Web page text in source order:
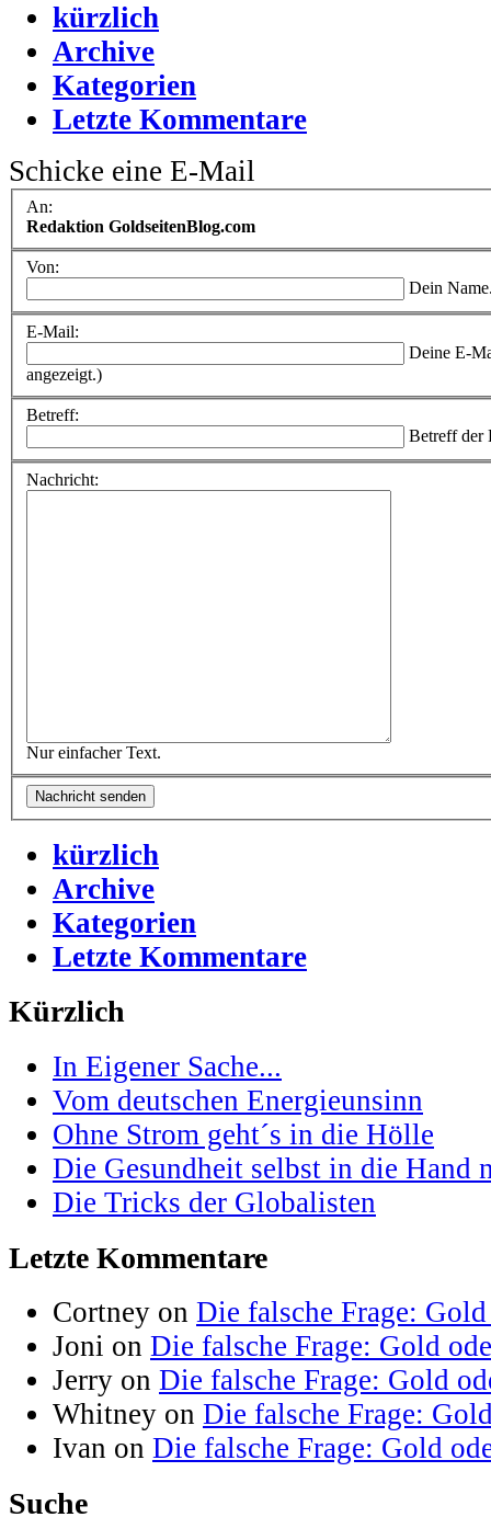
kürzlich
Archive
Kategorien
Letzte Kommentare
Schicke eine E-Mail
An:
Redaktion GoldseitenBlog.com
Von:
Dein
E-Mail:
Deine E-
angezeigt.)
Betreff:
Betreff der
Nachricht:
Nur einfacher Text.
kürzlich
Archive
Kategorien
Letzte Kommentare
Kürzlich
In Eigener Sache...
Vom deutschen Energieunsinn
Ohne Strom geht´s in die Hölle
Die Gesundheit selbst in die Hand
Die Tricks der Globalisten
Letzte Kommentare
Cortney on Die falsche Frage:
Joni on Die falsche Frage: Gold
Jerry on Die falsche Frage: Gold
Whitney on Die falsche Frage:
Ivan on Die falsche Frage: Gold
Suche